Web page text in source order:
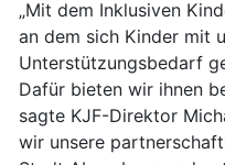
„Mit dem Inklusiven
an dem sich Kinder mit
Unterstützungsbedarf
Dafür bieten wir ihnen
sagte KJF-Direktor
wir unsere